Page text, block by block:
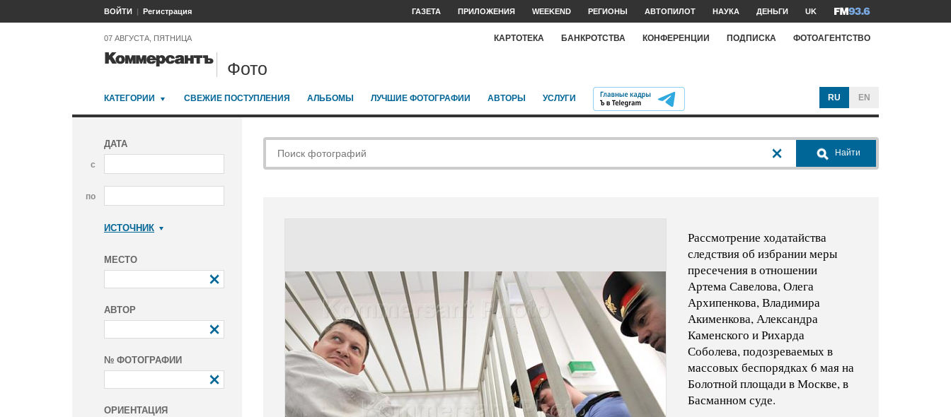
ВОЙТИ Регистрация ГАЗЕТА ПРИЛОЖЕНИЯ WEEKEND РЕГИОНЫ АВТОПИЛОТ НАУКА ДЕНЬГИ UK
07 АВГУСТА, ПЯТНИЦА КАРТОТЕКА БАНКРОТСТВА КОНФЕРЕНЦИИ ПОДПИСКА ФОТОАГЕНТСТВО
Фото
КАТЕГОРИИ СВЕЖИЕ ПОСТУПЛЕНИЯ АЛЬБОМЫ ЛУЧШИЕ ФОТОГРАФИИ АВТОРЫ УСЛУГИ RU EN
ДАТА
с
по
ИСТОЧНИК
МЕСТО
АВТОР
№ ФОТОГРАФИИ
ОРИЕНТАЦИЯ
Найти
Рассмотрение ходатайства
следствия об избрании меры
пресечения в отношении
Артема Савелова, Олега
Архипенкова, Владимира
Акименкова, Александра
Каменского и Рихарда
Соболева, подозреваемых в
массовых беспорядках 6 мая на
Болотной площади в Москве, в
Басманном суде.